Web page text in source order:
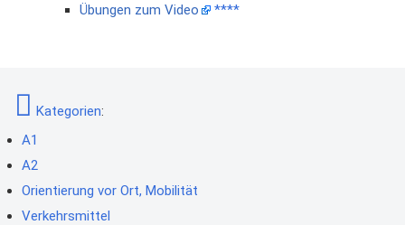
Übungen zum Video
****
Kategorien:
A1
A2
Orientierung vor Ort, Mobilität
Verkehrsmittel